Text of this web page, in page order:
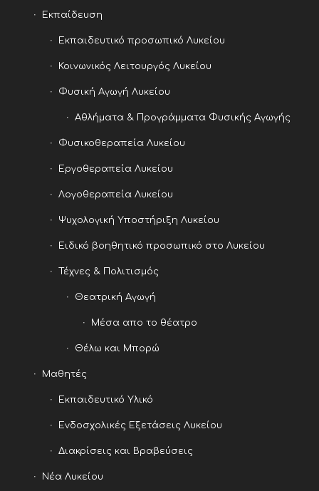
Εκπαίδευση
Εκπαιδευτικό προσωπικό Λυκείου
Κοινωνικός Λειτουργός Λυκείου
Φυσική Αγωγή Λυκείου
Αθλήματα & Προγράμματα Φυσικής Αγωγής
Φυσικοθεραπεία Λυκείου
Εργοθεραπεία Λυκείου
Λογοθεραπεία Λυκείου
Ψυχολογική Υποστήριξη Λυκείου
Ειδικό βοηθητικό προσωπικό στο Λυκείου
Τέχνες & Πολιτισμός
Θεατρική Αγωγή
Μέσα απο το θέατρο
Θέλω και Μπορώ
Μαθητές
Εκπαιδευτικό Υλικό
Ενδοσχολικές Εξετάσεις Λυκείου
Διακρίσεις και Βραβεύσεις
Νέα Λυκείου